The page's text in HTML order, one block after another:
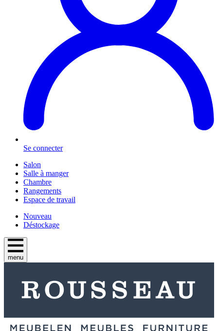
Se connecter
Salon
Salle à manger
Chambre
Rangements
Espace de travail
Nouveau
Déstockage
menu